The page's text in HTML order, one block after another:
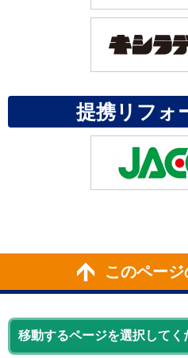
提携リフォ
このペー